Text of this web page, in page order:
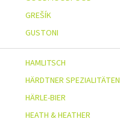
GREŠÍK
GUSTONI
HAMLITSCH
HÄRDTNER SPEZIALITÄTEN
HÄRLE-BIER
HEATH & HEATHER